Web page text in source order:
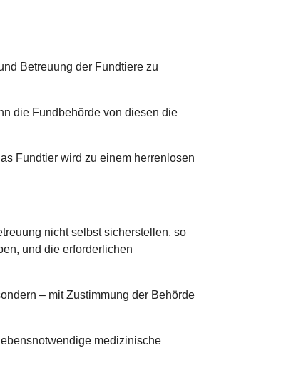
Betreuung der Fundtiere zu
die Fundbehörde von diesen die
Fundtier wird zu einem herrenlosen
nicht selbst sicherstellen, so
und die erforderlichen
– mit Zustimmung der Behörde
medizinische